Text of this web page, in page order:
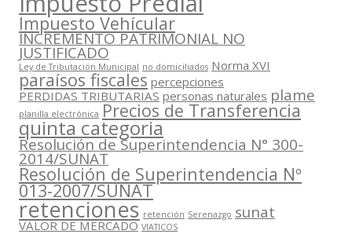
Impuesto Vehícular
INCREMENTO PATRIMONIAL NO
JUSTIFICADO
Ley de Tributación Municipal no domiciliados Norma XVI
paraísos fiscales percepciones
PERDIDAS TRIBUTARIAS personas naturales plame
planilla electrónica Precios de Transferencia
quinta categoria
Resolución de Superintendencia N° 300-
2014/SUNAT
Resolución de Superintendencia Nº
013-2007/SUNAT
retenciones retención Serenazgo sunat
VALOR DE MERCADO VIATICOS